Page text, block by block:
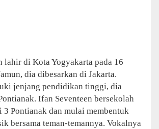
lahir di Kota Yogyakarta pada 16
dia dibesarkan di Jakarta.
jenjang pendidikan tinggi, dia
Ifan Seventeen bersekolah
3 Pontianak dan mulai membentuk
bersama teman-temannya. Vokalnya